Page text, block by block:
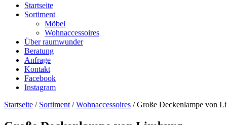
Startseite
Sortiment
Möbel
Wohnaccessoires
Über raumwunder
Beratung
Anfrage
Kontakt
Facebook
Instagram
Startseite / Sortiment /Wohnaccessoires /Große Deckenlampe von